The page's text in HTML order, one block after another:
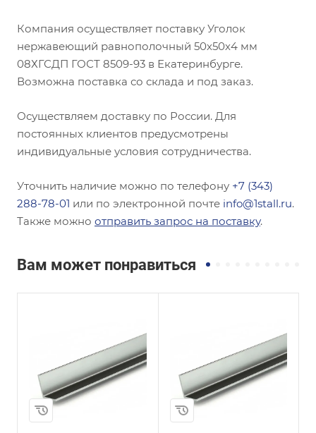
Компания осуществляет поставку Уголок
нержавеющий равнополочный 50х50х4 мм
08ХГСДП ГОСТ 8509-93 в Екатеринбурге.
Возможна поставка со склада и под заказ.
Осуществляем доставку по России. Для
постоянных клиентов предусмотрены
индивидуальные условия сотрудничества.
Уточнить наличие можно по телефону +7 (343)
288-78-01 или по электронной почте info@1stall.ru.
Также можно отправить запрос на поставку.
Вам может понравиться
Равнополочный
Высота, мм
56
Толщина, мм
5
Неравнополочны
Высота, мм
28
Толщина, мм